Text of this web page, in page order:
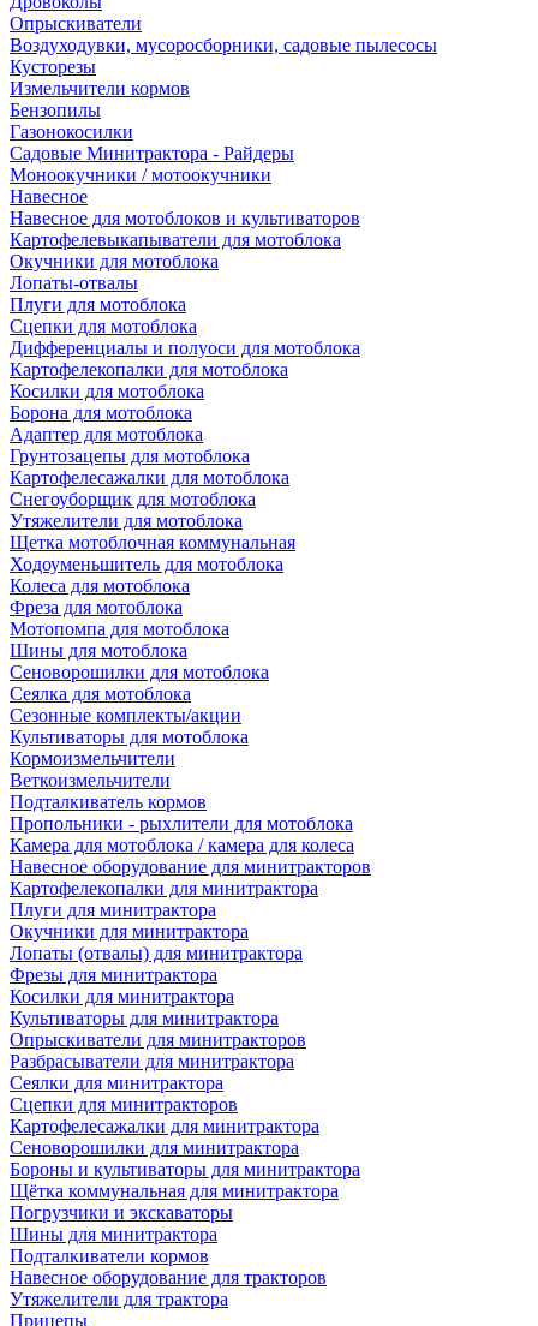
Опрыскиватели
Воздуходувки, мусоросборники, cадовые пылесосы
Кусторезы
Измельчители кормов
Бензопилы
Газонокосилки
Садовые Минитрактора - Райдеры
Моноокучники / мотоокучники
Навесное
Навесное для мотоблоков и культиваторов
Картофелевыкапыватели для мотоблока
Окучники для мотоблока
Лопаты-отвалы
Плуги для мотоблока
Сцепки для мотоблока
Дифференциалы и полуоси для мотоблока
Картофелекопалки для мотоблока
Косилки для мотоблока
Борона для мотоблока
Адаптер для мотоблока
Грунтозацепы для мотоблока
Картофелесажалки для мотоблока
Снегоуборщик для мотоблока
Утяжелители для мотоблока
Щетка мотоблочная коммунальная
Ходоуменьшитель для мотоблока
Колеса для мотоблока
Фреза для мотоблока
Мотопомпа для мотоблока
Шины для мотоблока
Сеноворошилки для мотоблока
Сеялка для мотоблока
Сезонные комплекты/акции
Культиваторы для мотоблока
Кормоизмельчители
Веткоизмельчители
Подталкиватель кормов
Пропольники - рыхлители для мотоблока
Камера для мотоблока / камера для колеса
Навесное оборудование для минитракторов
Картофелекопалки для минитрактора
Плуги для минитрактора
Окучники для минитрактора
Лопаты (отвалы) для минитрактора
Фрезы для минитрактора
Косилки для минитрактора
Культиваторы для минитрактора
Опрыскиватели для минитракторов
Разбрасыватели для минитрактора
Сеялки для минитрактора
Сцепки для минитракторов
Картофелесажалки для минитрактора
Сеноворошилки для минитрактора
Бороны и культиваторы для минитрактора
Щётка коммунальная для минитрактора
Погрузчики и экскаваторы
Шины для минитрактора
Подталкиватели кормов
Навесное оборудование для тракторов
Утяжелители для трактора
Прицепы